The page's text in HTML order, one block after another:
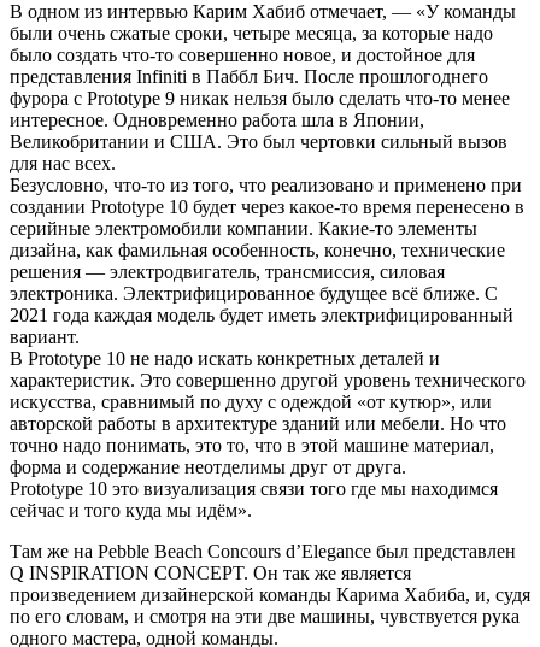
В одном из интервью Карим Хабиб отмечает, — «У команды
были очень сжатые сроки, четыре месяца, за которые надо
было создать что-то совершенно новое, и достойное для
представления Infiniti в Паббл Бич. После прошлогоднего
фурора с Prototype 9 никак нельзя было сделать что-то менее
интересное. Одновременно работа шла в Японии,
Великобритании и США. Это был чертовки сильный вызов
для нас всех.
Безусловно, что-то из того, что реализовано и применено при
создании Prototype 10 будет через какое-то время перенесено в
серийные электромобили компании. Какие-то элементы
дизайна, как фамильная особенность, конечно, технические
решения — электродвигатель, трансмиссия, силовая
электроника. Электрифицированное будущее всё ближе. С
2021 года каждая модель будет иметь электрифицированный
вариант.
В Prototype 10 не надо искать конкретных деталей и
характеристик. Это совершенно другой уровень технического
искусства, сравнимый по духу с одеждой «от кутюр», или
авторской работы в архитектуре зданий или мебели. Но что
точно надо понимать, это то, что в этой машине материал,
форма и содержание неотделимы друг от друга.
Prototype 10 это визуализация связи того где мы находимся
сейчас и того куда мы идём».
Там же на Pebble Beach Concours d’Elegance был представлен
Q INSPIRATION CONCEPT. Он так же является
произведением дизайнерской команды Карима Хабиба, и, судя
по его словам, и смотря на эти две машины, чувствуется рука
одного мастера, одной команды.